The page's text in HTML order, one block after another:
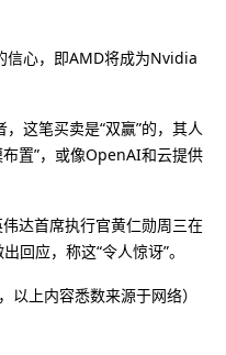
信心，即AMD将成为Nvidia
这笔买卖是“双赢”的，其人
置”，或像OpenAI和云提供
达首席执行官黄仁勋周三在
回应，称这“令人惊讶”。
以上内容悉数来源于网络）